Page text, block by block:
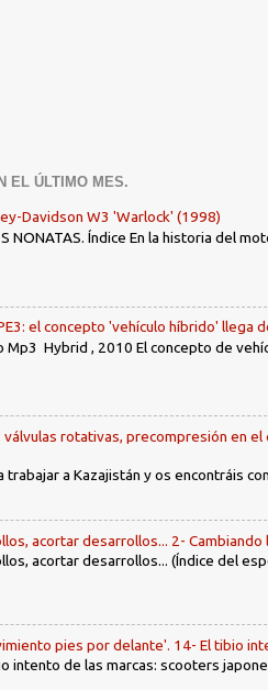
EL ÚLTIMO MES.
Davidson W3 'Warlock' (1998)
NONATAS. Índice En la historia del
el concepto 'vehículo híbrido' llega
Mp3 Hybrid , 2010 El concepto de
válvulas rotativas, precompresión en
trabajar a Kazajistán y os encontráis
acortar desarrollos... 2-
acortar desarrollos... (Índice del
pies por delante'. 14- El tibio
intento de las marcas: scooters